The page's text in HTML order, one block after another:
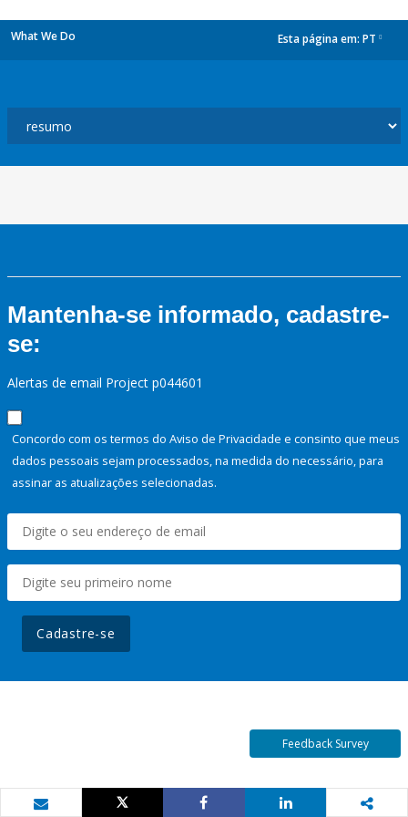
What We Do Esta página em: PT
Mantenha-se informado, cadastre-
se:
Alertas de email Project p044601
Concordo com os termos do Aviso de Privacidade e consinto que meus
dados pessoais sejam processados, na medida do necessário, para
assinar as atualizações selecionadas.
Cadastre-se
Feedback Survey